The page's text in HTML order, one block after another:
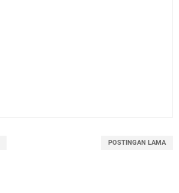
POSTINGAN LAMA